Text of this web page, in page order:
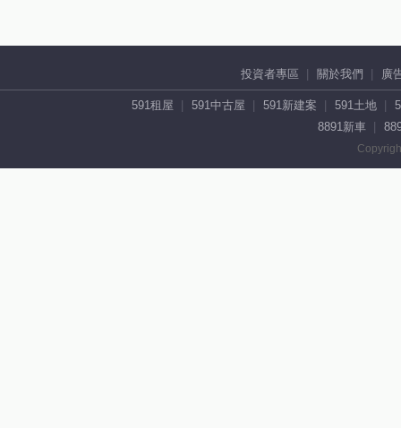
投資者專區 關於我們 廣
591租屋 591中古屋 591新建案 591土地
8891新車